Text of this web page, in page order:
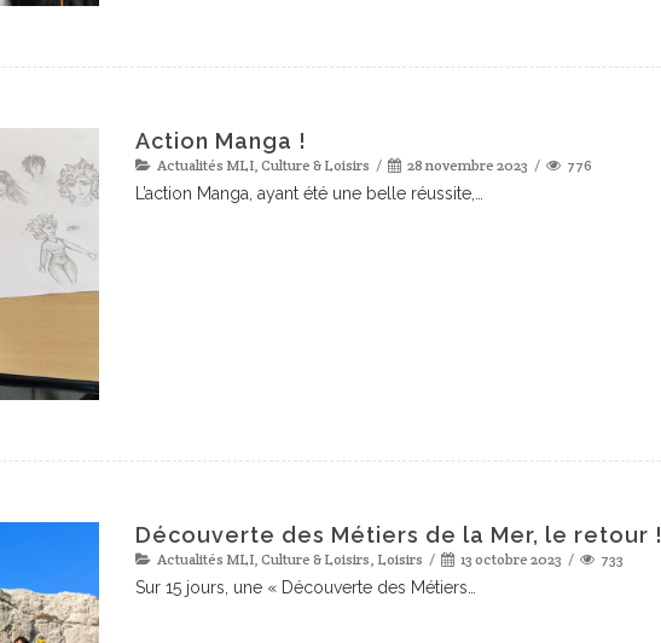
Action Manga !
Actualités MLI Culture & Loisirs 28 novembre 2023 776
L’action Manga, ayant été une belle réussite,…
Découverte des Métiers de la Mer, le retour !
Actualités MLI Culture & Loisirs Loisirs 13 octobre 2023 733
Sur 15 jours, une « Découverte des Métiers…